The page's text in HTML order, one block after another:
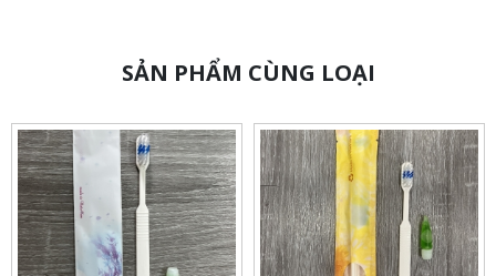
SẢN PHẨM CÙNG LOẠI